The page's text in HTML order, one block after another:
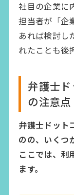
社目の企業に
担当者が「企
あれば検討し
れたことも後
弁護士
の注意
弁護士ドット
のの、いくつ
ここでは、利
ます。